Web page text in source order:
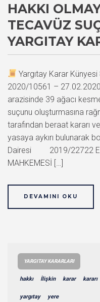
HAKKI
TECAVÜZ
YARGITAY
Yargıtay Karar
2020/10561 – 27.02.2020
arazisinde 39 ağacı
suçunu oluşturmasına
tarafından beraat kararı
yasaya aykırı bulunarak
Dairesi 2019/22722 E.
MAHKEMESİ […]
DEVAMINI OKU
YARGITAY KARARLARI
hakkı İlişkin karar kararı
yargıtay yere